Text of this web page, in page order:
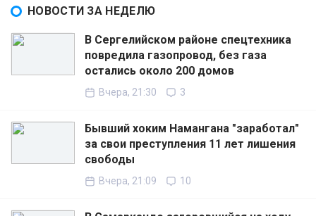
НОВОСТИ ЗА НЕДЕЛЮ
В Сергелийском районе спецтехника
повредила газопровод, без газа
остались около 200 домов
Вчера, 21:30 3
Бывший хоким Намангана "заработал"
за свои преступления 11 лет лишения
свободы
Вчера, 21:09 10